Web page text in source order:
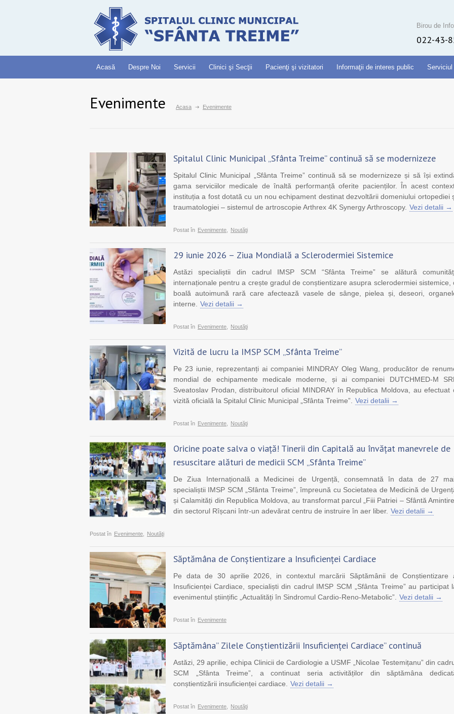
Birou de
022-43-
Acasă Despre Noi Servicii Clinici şi Secţii Pacienţi şi vizitatori Informaţii de interes public Serviciul
Evenimente Acasa Evenimente
Spitalul Clinic Municipal „Sfânta Treime” continuă să se modernizeze
Spitalul Clinic Municipal „Sfânta Treime” continuă să se modernizeze și să își
gama serviciilor medicale de înaltă performanță oferite pacienților. În acest
instituția a fost dotată cu un nou echipament destinat dezvoltării domeniului ortopediei
traumatologiei – sistemul de artroscopie Arthrex 4K Synergy Arthroscopy. Vezi detalii →
Postat în Evenimente Noutăţi
29 iunie 2026 – Ziua Mondială a Sclerodermiei Sistemice
Astăzi specialiștii din cadrul IMSP SCM “Sfânta Treime” se alătură
internaționale pentru a crește gradul de conștientizare asupra sclerodermiei sistemice,
boală autoimună rară care afectează vasele de sânge, pielea și, deseori,
interne.
Vezi detalii →
Postat în Evenimente Noutăţi
Vizită de lucru la IMSP SCM „Sfânta Treime”
Pe 23 iunie, reprezentanți ai companiei MINDRAY Oleg Wang, producător de
mondial de echipamente medicale moderne, și ai companiei DUTCHMED-M SRL
Sveatoslav Prodan, distribuitorul oficial MINDRAY în Republica Moldova, au efectuat
vizită oficială la Spitalul Clinic Municipal „Sfânta Treime”.
Vezi detalii →
Postat în Evenimente Noutăţi
Oricine poate salva o viață! Tinerii din Capitală au învățat manevrele de
resuscitare alături de medicii SCM „Sfânta Treime”
De Ziua Internațională a Medicinei de Urgență, consemnată în data de 27
specialiștii IMSP SCM „Sfânta Treime”, împreună cu Societatea de Medicină de
și Calamități din Republica Moldova, au transformat parcul „Fiii Patriei – Sfântă
din sectorul Rîșcani într-un adevărat centru de instruire în aer liber. Vezi detalii →
Postat în Evenimente Noutăţi
Săptămâna de Conștientizare a Insuficienței Cardiace
Pe data de 30 aprilie 2026, in contextul marcării Săptămânii de Conștientizare
Insuficienței Cardiace, specialiști din cadrul IMSP SCM „Sfânta Treime” au participat
evenimentul științific „Actualități în Sindromul Cardio-Reno-Metabolic”.
Vezi detalii →
Postat în Evenimente
Săptămâna” Zilele Conștientizării Insuficienței Cardiace” continuă
Astăzi, 29 aprilie, echipa Clinicii de Cardiologie a USMF „Nicolae Testemițanu” din
SCM „Sfânta Treime”, a continuat seria activităților din săptămâna
conștientizării insuficienței cardiace.
Vezi detalii →
Postat în Evenimente Noutăţi
Scrisoare de mulțumire
SCM „Sfânta Treime”
SCM „Sfânta Treime”